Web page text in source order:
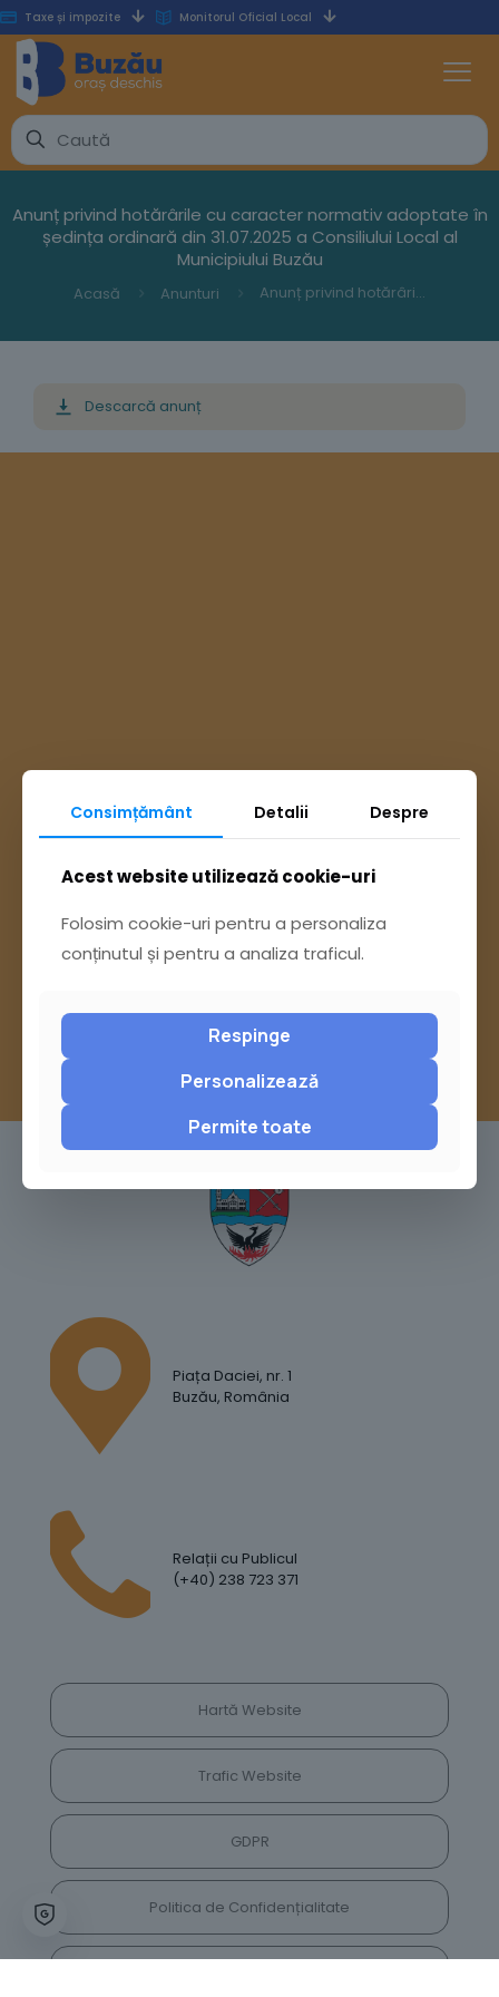
Taxe și impozite Monitorul Oficial Local
Anunț privind hotărârile cu caracter normativ adoptate în
ședința ordinară din 31.07.2025 a Consiliului Local al
Municipiului Buzău
Acasă Anunturi Anunț privind hotărârile cu caracter normativ adoptate în ședința ordinară din 31.07.2025 a Consiliului Local al Municipiului Buzău
Descarcă anunț
Ai întrebări? Accesează
sau trimite o sesizare pe Buzău City
Piața Daciei, nr. 1
Buzău, România
Relații cu Publicul
(+40) 238 723 371
Hartă Website
Trafic Website
GDPR
Politica de Confidențialitate
Consimțământ Detalii Despre
Acest website utilizează cookie-uri
Folosim cookie-uri pentru a personaliza
conținutul și pentru a analiza traficul.
Respinge
Personalizează
Permite toate